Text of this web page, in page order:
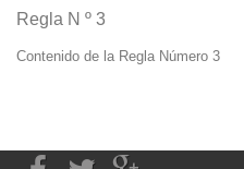
Regla N º 3
Contenido de la Regla Número 3